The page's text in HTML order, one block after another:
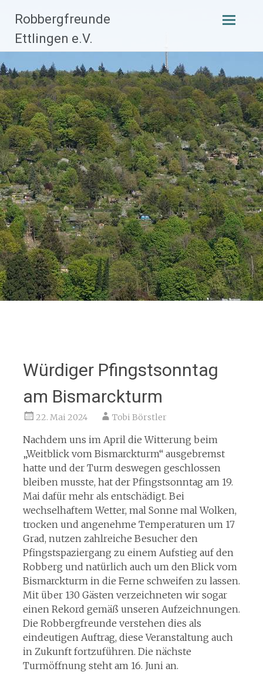
Robbergfreunde
Ettlingen e.V.
Zum
Inhalt
Würdiger Pfingstsonntag
am Bismarckturm
22. Mai 2024 Tobi Börstler
Nachdem uns im April die Witterung beim
„Weitblick vom Bismarckturm“ ausgebremst
hatte und der Turm deswegen geschlossen
bleiben musste, hat der Pfingstsonntag am 19.
Mai dafür mehr als entschädigt. Bei
wechselhaftem Wetter, mal Sonne mal Wolken,
trocken und angenehme Temperaturen um 17
Grad, nutzen zahlreiche Besucher den
Pfingstspaziergang zu einem Aufstieg auf den
Robberg und natürlich auch um den Blick vom
Bismarckturm in die Ferne schweifen zu lassen.
Mit über 130 Gästen verzeichneten wir sogar
einen Rekord gemäß unseren Aufzeichnungen.
Die Robbergfreunde verstehen dies als
eindeutigen Auftrag, diese Veranstaltung auch
in Zukunft fortzuführen. Die nächste
Turmöffnung steht am 16. Juni an.